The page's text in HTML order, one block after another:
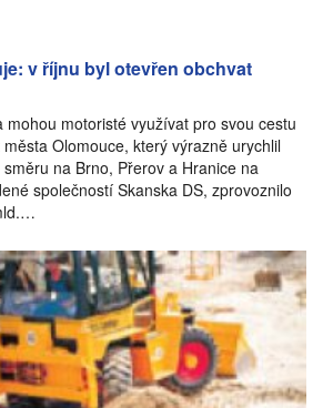
v říjnu byl otevřen obchvat
mohou motoristé využívat pro svou cestu
Olomouce, který výrazně urychlil
na Brno, Přerov a Hranice na
společností Skanska DS, zprovoznilo